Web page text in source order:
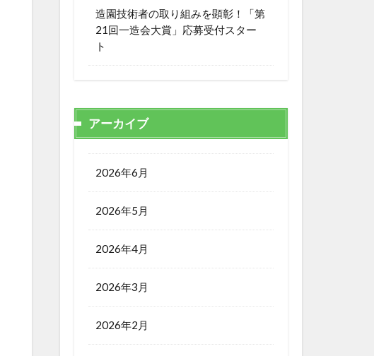
造園技術者の取り組みを顕彰！「第
21回一造会大賞」応募受付スター
ト
アーカイブ
2026年6月
2026年5月
2026年4月
2026年3月
2026年2月